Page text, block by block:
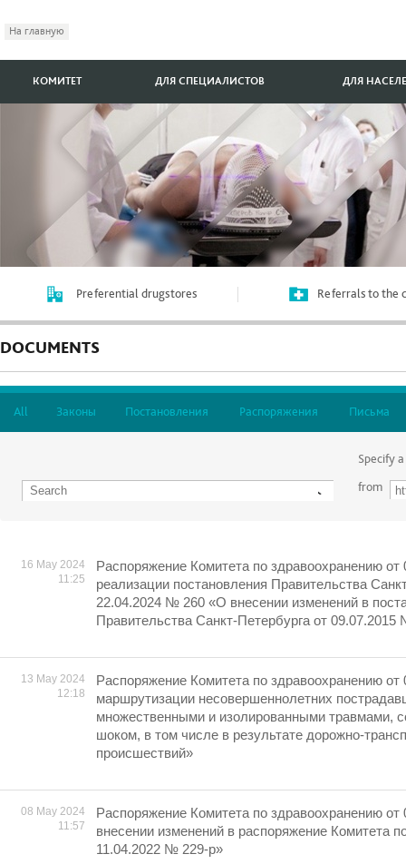
На главную
КОМИТЕТ ДЛЯ СПЕЦИАЛИСТОВ ДЛЯ
Preferential drugstores Referrals to the
DOCUMENTS
All Законы Постановления Распоряжения Письма
Specify
from
16 May 2024
11:25
Распоряжение Комитета по здравоохранению
реализации постановления Правительства
22.04.2024 № 260 «О внесении изменений в
Правительства Санкт-Петербурга от 09.07.2015
13 May 2024
12:18
Распоряжение Комитета по здравоохранению
маршрутизации несовершеннолетних
множественными и изолированными травмами,
шоком, в том числе в результате дорожно-
происшествий»
08 May 2024
11:57
Распоряжение Комитета по здравоохранению
внесении изменений в распоряжение Комитета
11.04.2022 № 229-р»